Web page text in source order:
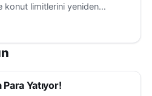
konut limitlerini yeniden
2026’da yürürlükte.
Yatıyor!